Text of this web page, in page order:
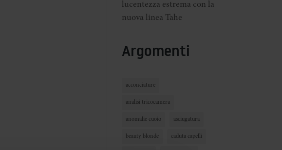
lucentezza estrema con la
nuova linea Tahe
Argomenti
acconciature
analisi tricocamera
anomalie cuoio asciugatura
beauty blonde caduta capelli